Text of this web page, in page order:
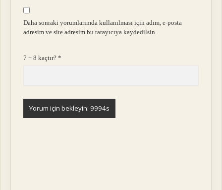
Daha sonraki yorumlarımda kullanılması için adım, e-posta
adresim ve site adresim bu tarayıcıya kaydedilsin.
7 + 8 kaçtır?*